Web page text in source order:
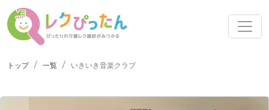
トップ 一覧 いきいき音楽クラブ